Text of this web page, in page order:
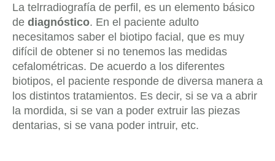
La telrradiografía de perfil, es un elemento básico
de diagnóstico. En el paciente adulto
necesitamos saber el biotipo facial, que es muy
difícil de obtener si no tenemos las medidas
cefalométricas. De acuerdo a los diferentes
biotipos, el paciente responde de diversa manera a
los distintos tratamientos. Es decir, si se va a abrir
la mordida, si se van a poder extruir las piezas
dentarias, si se vana poder intruir, etc.